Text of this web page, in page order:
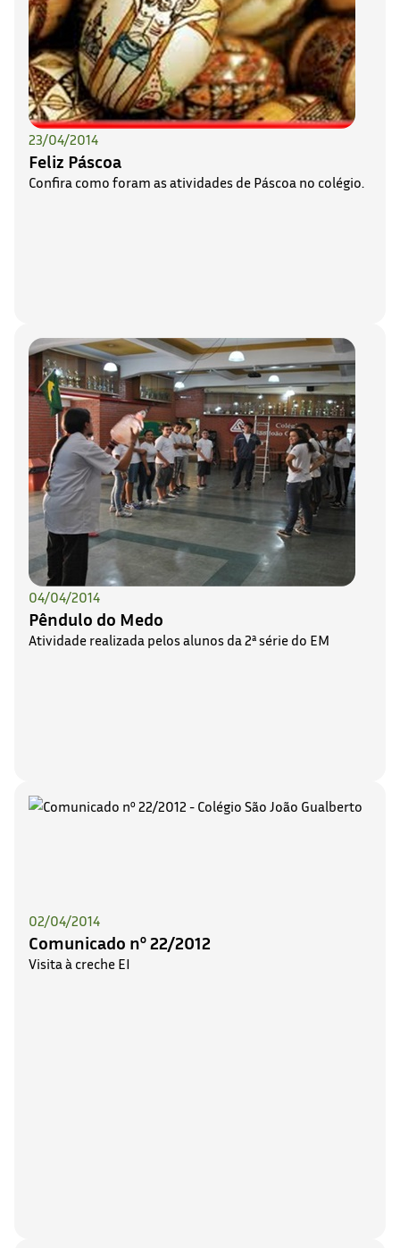
23/04/2014
Feliz Páscoa
Confira como foram as atividades de Páscoa no colégio.
04/04/2014
Pêndulo do Medo
Atividade realizada pelos alunos da 2ª série do EM
02/04/2014
Comunicado nº 22/2012
Visita à creche EI